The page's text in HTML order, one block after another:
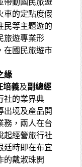
帶動國民旅遊
車的定點度假
民等主題遊的
旅遊專業形
在國民旅遊市
緣
培義及副總經
社的業界典
出境及產品開
務，兩人在台
起經營旅行社
廷時即在布宜
的戴淑珠開